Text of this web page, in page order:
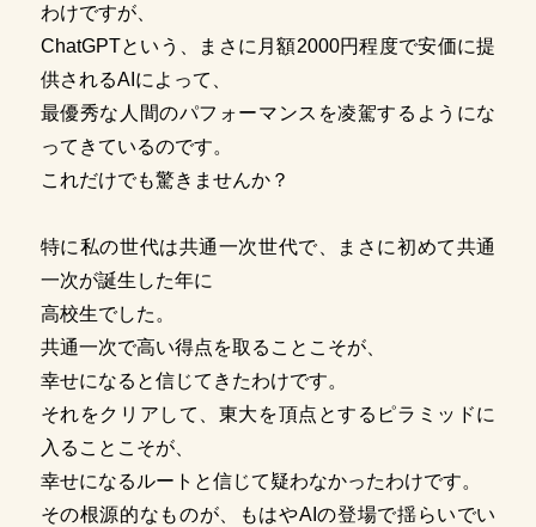
わけですが、
ChatGPTという、まさに月額2000円程度で安価に提
供されるAIによって、
最優秀な人間のパフォーマンスを凌駕するようにな
ってきているのです。
これだけでも驚きませんか？
特に私の世代は共通一次世代で、まさに初めて共通
一次が誕生した年に
高校生でした。
共通一次で高い得点を取ることこそが、
幸せになると信じてきたわけです。
それをクリアして、東大を頂点とするピラミッドに
入ることこそが、
幸せになるルートと信じて疑わなかったわけです。
その根源的なものが、もはやAIの登場で揺らいでい